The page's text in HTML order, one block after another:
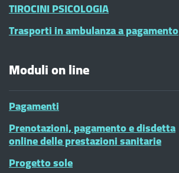
TIROCINI PSICOLOGIA
Trasporti in ambulanza a pagamento
Moduli on line
Pagamenti
Prenotazioni, pagamento e disdetta
online delle prestazioni sanitarie
Progetto sole